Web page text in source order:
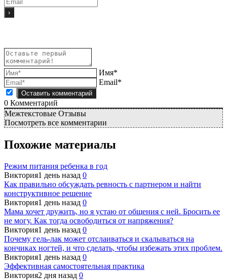
Имя*
Email*
0 Комментарий
Межтекстовые Отзывы
Посмотреть все комментарии
Похожие материалы
Режим питания ребенка в год
Виктория1 день назад 0
Как правильно обсуждать ревность с партнером и найти
конструктивное решение
Виктория1 день назад 0
Мама хочет дружить, но я устаю от общения с ней. Бросить ее
не могу. Как тогда освободиться от напряжения?
Виктория1 день назад 0
Почему гель-лак может отслаиваться и скалываться на
кончиках ногтей, и что сделать, чтобы избежать этих проблем.
Виктория1 день назад 0
Эффективная самостоятельная практика
Виктория2 дня назад 0